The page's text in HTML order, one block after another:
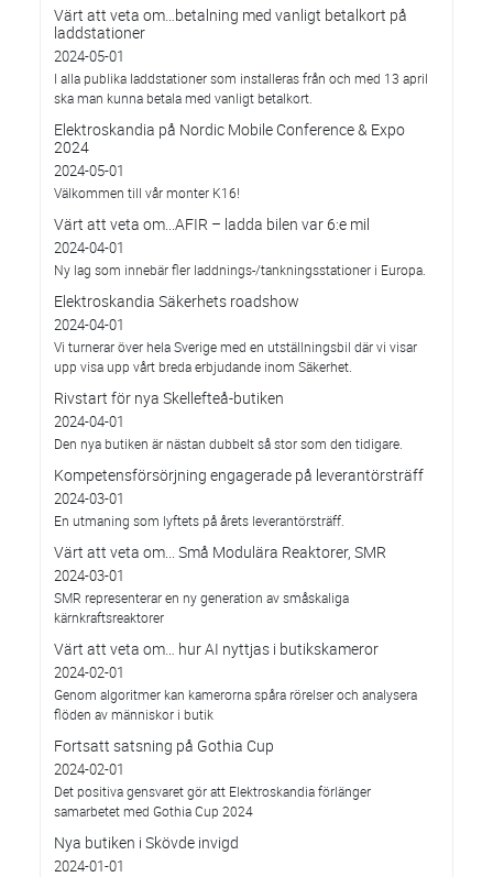
Värt att veta om…betalning med vanligt betalkort på
laddstationer
2024-05-01
I alla publika laddstationer som installeras från och med 13 april
ska man kunna betala med vanligt betalkort.
Elektroskandia på Nordic Mobile Conference & Expo
2024
2024-05-01
Välkommen till vår monter K16!
Värt att veta om...AFIR – ladda bilen var 6:e mil
2024-04-01
Ny lag som innebär fler laddnings-/tankningsstationer i Europa.
Elektroskandia Säkerhets roadshow
2024-04-01
Vi turnerar över hela Sverige med en utställningsbil där vi visar
upp visa upp vårt breda erbjudande inom Säkerhet.
Rivstart för nya Skellefteå-butiken
2024-04-01
Den nya butiken är nästan dubbelt så stor som den tidigare.
Kompetensförsörjning engagerade på leverantörsträff
2024-03-01
En utmaning som lyftets på årets leverantörsträff.
Värt att veta om... Små Modulära Reaktorer, SMR
2024-03-01
SMR representerar en ny generation av småskaliga
kärnkraftsreaktorer
Värt att veta om… hur AI nyttjas i butikskameror
2024-02-01
Genom algoritmer kan kamerorna spåra rörelser och analysera
flöden av människor i butik
Fortsatt satsning på Gothia Cup
2024-02-01
Det positiva gensvaret gör att Elektroskandia förlänger
samarbetet med Gothia Cup 2024
Nya butiken i Skövde invigd
2024-01-01